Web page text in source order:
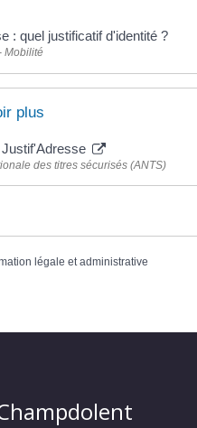
: quel justificatif d'identité ?
Mobilité
plus
des titres sécurisés (ANTS)
légale et administrative